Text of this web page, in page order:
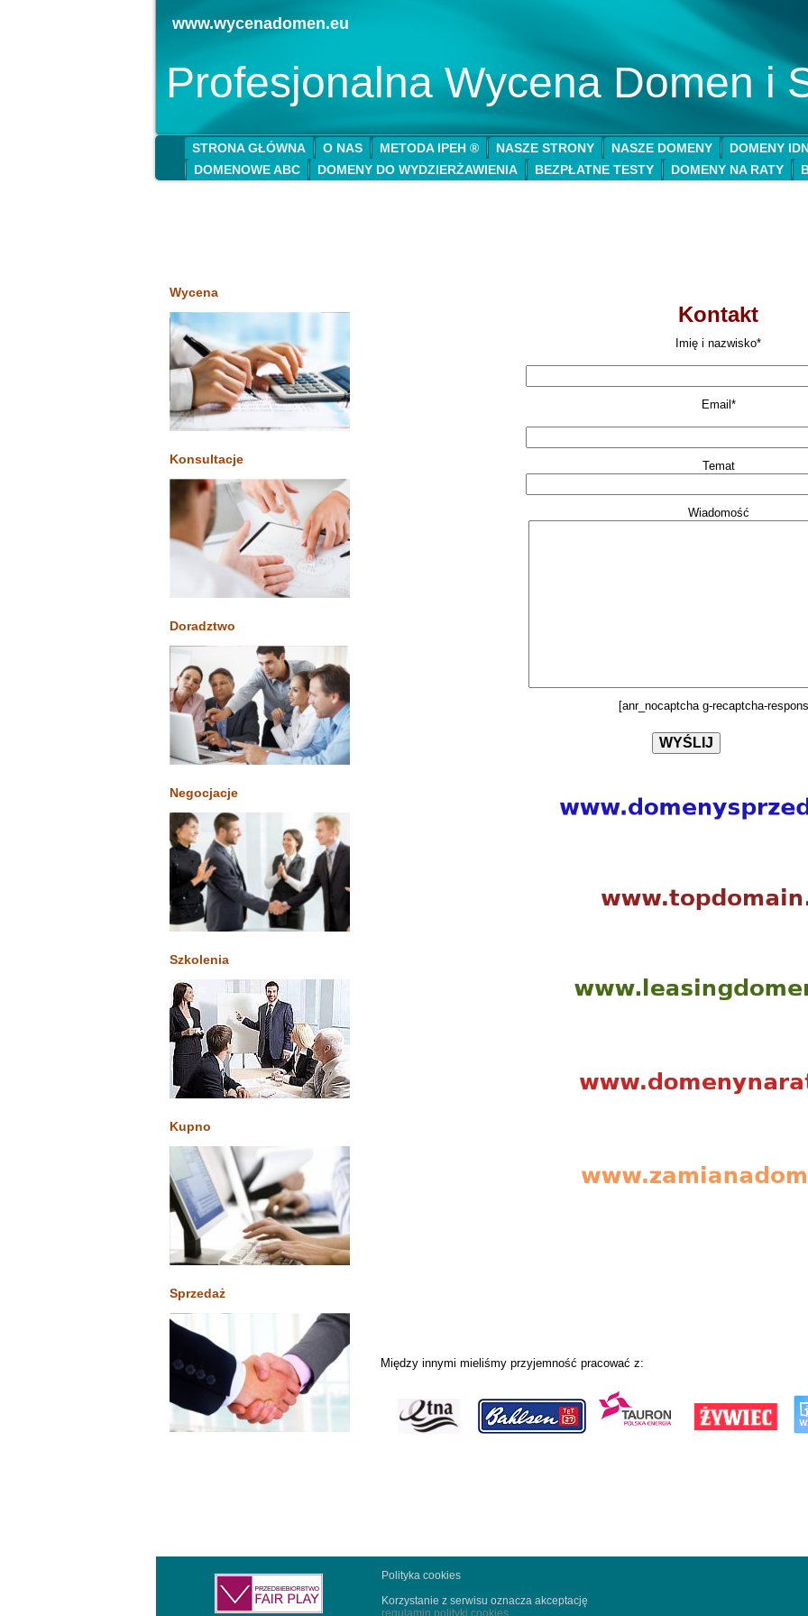
Profesjonalna Wycena Domen i
www.wycenadomen.eu
STRONA GŁÓWNA O NAS METODA IPEH ® NASZE STRONY NASZE DOMENY
DOMENY
DOMENOWE ABC
DOMENY DO WYDZIERŻAWIENIA BEZPŁATNE TESTY DOMENY NA RATY
Wycena
Konsultacje
Doradztwo
Negocjacje
Szkolenia
Kupno
Sprzedaż
Kontakt
Imię i nazwisko*
Email*
Temat
Wiadomość
[anr_nocaptcha g-recaptcha-
Między innymi mieliśmy przyjemność pracować z:
Polityka cookies
Korzystanie z serwisu oznacza akceptację
regulamin polityki cookies